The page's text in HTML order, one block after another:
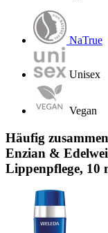
NaTrue
Unisex
Vegan
Häufig
Enzian &
Lippenpflege, 10